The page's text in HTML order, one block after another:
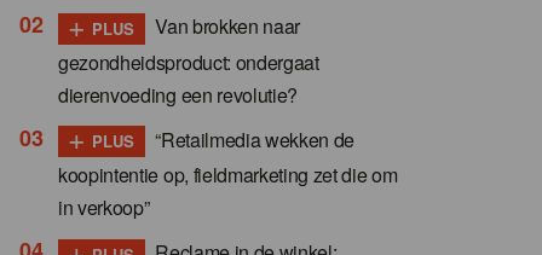
+ PLUS
Van brokken naar
gezondheidsproduct: ondergaat
dierenvoeding een revolutie?
+ PLUS
“Retailmedia wekken de
koopintentie op, fieldmarketing zet die om
in verkoop”